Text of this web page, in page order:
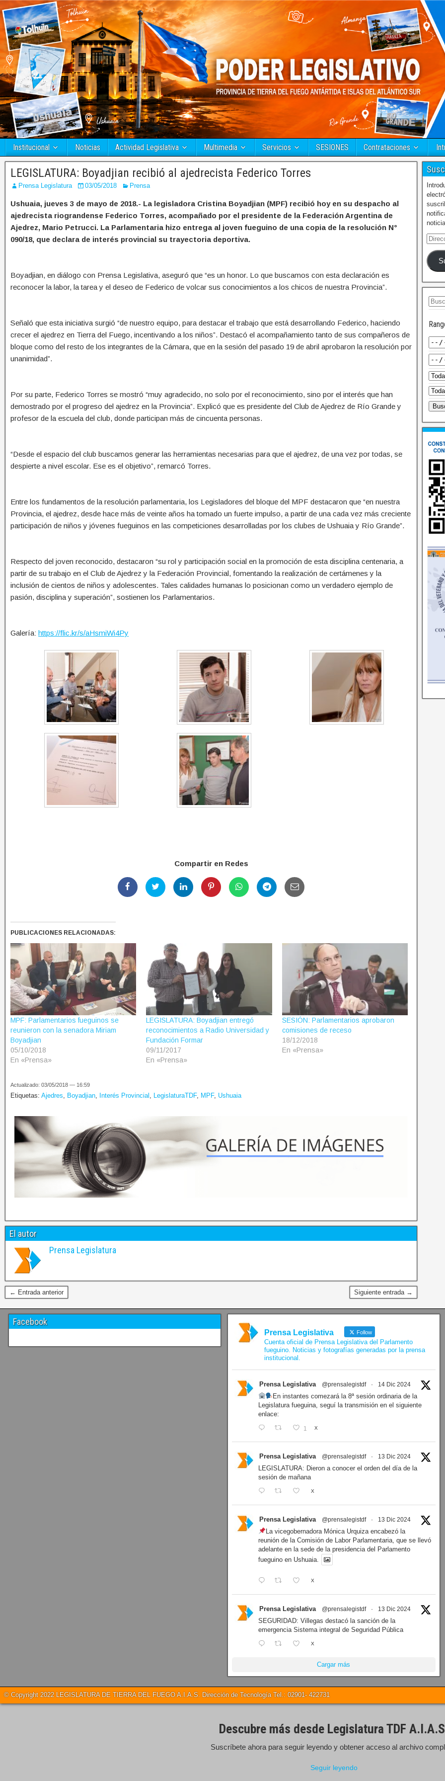
Institucional Noticias Actividad Legislativa Multimedia Servicios SESIONES Contrataciones
LEGISLATURA: Boyadjian recibió al ajedrecista Federico Torres
Prensa Legislatura 03/05/2018 Prensa
Ushuaia, jueves 3 de mayo de 2018.- La legisladora Cristina Boyadjian (MPF) recibió hoy en su despacho al
ajedrecista riograndense Federico Torres, acompañado por el presidente de la Federación Argentina de
Ajedrez, Mario Petrucci. La Parlamentaria hizo entrega al joven fueguino de una copia de la resolución N°
090/18, que declara de interés provincial su trayectoria deportiva.
Boyadjian, en diálogo con Prensa Legislativa, aseguró que “es un honor. Lo que buscamos con esta declaración es
reconocer la labor, la tarea y el deseo de Federico de volcar sus conocimientos a los chicos de nuestra Provincia”.
Señaló que esta iniciativa surgió “de nuestro equipo, para destacar el trabajo que está desarrollando Federico, haciendo
crecer el ajedrez en Tierra del Fuego, incentivando a los niños”. Destacó el acompañamiento tanto de sus compañeros de
bloque como del resto de los integrantes de la Cámara, que en la sesión del pasado 19 de abril aprobaron la resolución por
unanimidad”.
Por su parte, Federico Torres se mostró “muy agradecido, no solo por el reconocimiento, sino por el interés que han
demostrado por el progreso del ajedrez en la Provincia”. Explicó que es presidente del Club de Ajedrez de Río Grande y
profesor de la escuela del club, donde participan más de cincuenta personas.
“Desde el espacio del club buscamos generar las herramientas necesarias para que el ajedrez, de una vez por todas, se
despierte a nivel escolar. Ese es el objetivo”, remarcó Torres.
Entre los fundamentos de la resolución parlamentaria, los Legisladores del bloque del MPF destacaron que “en nuestra
Provincia, el ajedrez, desde hace más de veinte años ha tomado un fuerte impulso, a partir de una cada vez más creciente
participación de niños y jóvenes fueguinos en las competiciones desarrolladas por los clubes de Ushuaia y Río Grande”.
Respecto del joven reconocido, destacaron “su rol y participación social en la promoción de esta disciplina centenaria, a
partir de su trabajo en el Club de Ajedrez y la Federación Provincial, fomentando la realización de certámenes y la
inclusión de cientos de niños y adolescentes. Tales calidades humanas lo posicionan como un verdadero ejemplo de
pasión, disciplina y superación”, sostienen los Parlamentarios.
Galería: https://flic.kr/s/aHsmiWi4Py
Compartir en Redes
PUBLICACIONES RELACIONADAS:
MPF: Parlamentarios fueguinos se
reunieron con la senadora Miriam
Boyadjian
05/10/2018
En «Prensa»
LEGISLATURA: Boyadjian entregó
reconocimientos a Radio Universidad y
Fundación Formar
09/11/2017
En «Prensa»
SESIÓN: Parlamentarios aprobaron
comisiones de receso
18/12/2018
En «Prensa»
Actualizado: 03/05/2018 — 16:59
Etiquetas: Ajedres, Boyadjian, Interés Provincial , LegislaturaTDF, MPF, Ushuaia
El autor
Prensa Legislatura
← Entrada anterior Siguiente entrada →
Facebook
Prensa Legislativa Follow
Cuenta oficial de Prensa Legislativa del Parlamento
fueguino. Noticias y fotografías generadas por la prensa
institucional.
Prensa Legislativa @prensalegistdf · 14 Dic 2024
En instantes comezará la 8ª sesión ordinaria de la
Legislatura fueguina, seguí la transmisión en el siguiente
enlace:
1 X
Prensa Legislativa @prensalegistdf · 13 Dic 2024
LEGISLATURA: Dieron a conocer el orden del día de la
sesión de mañana
X
Prensa Legislativa @prensalegistdf · 13 Dic 2024
La vicegobernadora Mónica Urquiza encabezó la
reunión de la Comisión de Labor Parlamentaria, que se llevó
adelante en la sede de la presidencia del Parlamento
fueguino en Ushuaia.
X
Prensa Legislativa @prensalegistdf · 13 Dic 2024
SEGURIDAD: Villegas destacó la sanción de la
emergencia Sistema integral de Seguridad Pública
X
Cargar más
© Copyright 2022 LEGISLATURA DE TIERRA DEL FUEGO A.I.A.S. Dirección de Tecnología Tel.: 02901- 422731
Descubre más desde Legislatura TDF
Suscríbete ahora para seguir leyendo y obtener acceso al archivo
Seguir leyendo